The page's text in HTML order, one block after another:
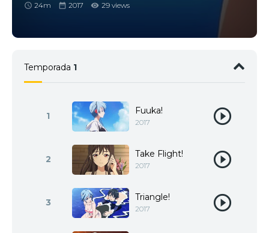
24m 2017 29 views
Temporada 1
1 Fuuka!
2017
2 Take Flight!
2017
3 Triangle!
2017